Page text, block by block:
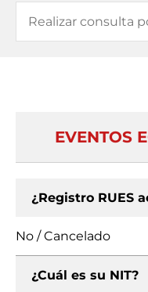
EVENTOS
¿Registro RUES
No / Cancelado
¿Cuál es su NIT?